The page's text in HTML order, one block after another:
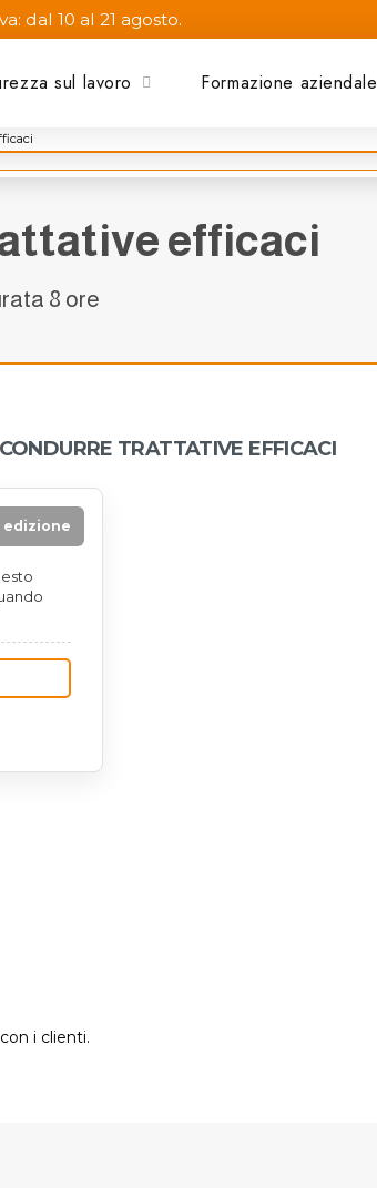
dal 10 al 21 agosto.
sul lavoro Formazione aziendale
efficaci
8 ore
TRATTATIVE EFFICACI
edizione
i clienti.